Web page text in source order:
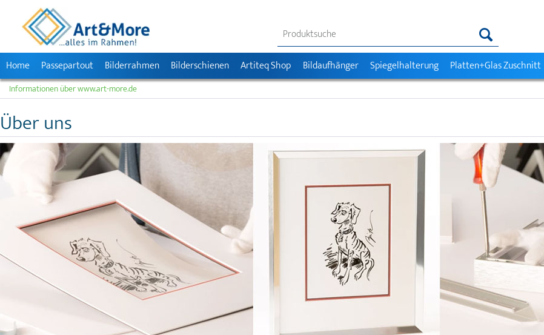
Home
Passepartout Bilderrahmen Bilderschienen Artiteq Shop Bildaufhänger Spiegelhalterung Platten+Glas Zuschnitt
Informationen über www.art-more.de
Über uns